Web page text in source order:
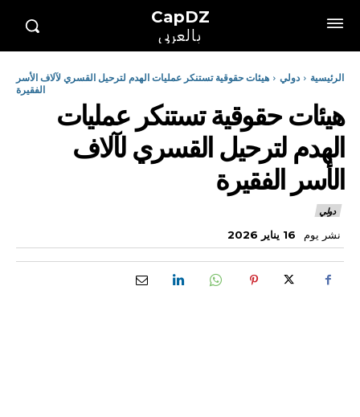
CapDZ
بالعربي
الرئيسية دولي
هيئات حقوقية تستنكر عمليات الهدم لترحيل القسري لآلاف الأسر
الفقيرة
هيئات حقوقية تستنكر عمليات
الهدم لترحيل القسري لآلاف
الأسر الفقيرة
دولي
نشر يوم 16 يناير 2026